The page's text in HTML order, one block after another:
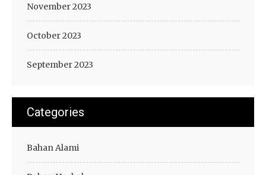
November 2023
October 2023
September 2023
Categories
Bahan Alami